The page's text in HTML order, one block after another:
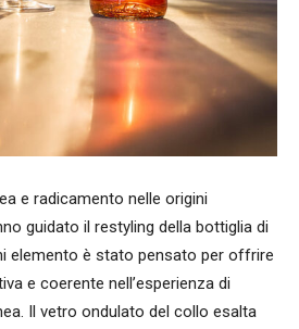
e radicamento nelle origini
guidato il restyling della bottiglia di
elemento è stato pensato per offrire
e coerente nell’esperienza di
Il vetro ondulato del collo esalta